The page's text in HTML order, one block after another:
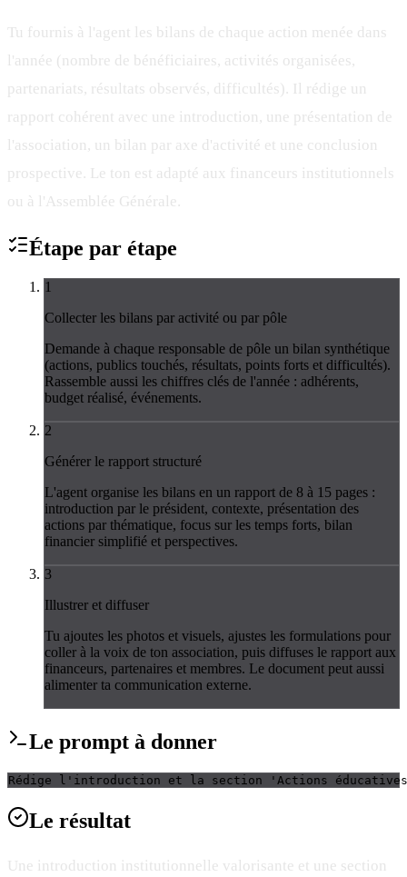
Tu fournis à l'agent les bilans de chaque action menée dans
l'année (nombre de bénéficiaires, activités organisées,
partenariats, résultats observés, difficultés). Il rédige un
rapport cohérent avec une introduction, une présentation de
l'association, un bilan par axe d'activité et une conclusion
prospective. Le ton est adapté aux financeurs institutionnels
ou à l'Assemblée Générale.
Étape par étape
1
Collecter les bilans par activité ou par pôle
Demande à chaque responsable de pôle un bilan synthétique
(actions, publics touchés, résultats, points forts et difficultés).
Rassemble aussi les chiffres clés de l'année : adhérents,
budget réalisé, événements.
2
Générer le rapport structuré
L'agent organise les bilans en un rapport de 8 à 15 pages :
introduction par le président, contexte, présentation des
actions par thématique, focus sur les temps forts, bilan
financier simplifié et perspectives.
3
Illustrer et diffuser
Tu ajoutes les photos et visuels, ajustes les formulations pour
coller à la voix de ton association, puis diffuses le rapport aux
financeurs, partenaires et membres. Le document peut aussi
alimenter ta communication externe.
Le prompt à donner
Rédige l'introduction et la section 'Actions
Le résultat
Une introduction institutionnelle valorisante et une section